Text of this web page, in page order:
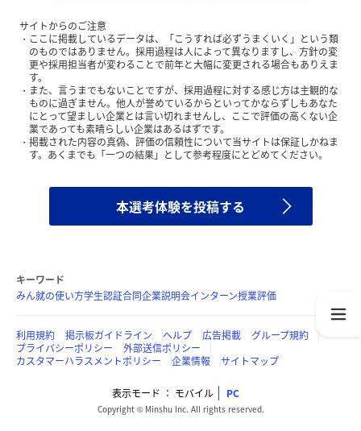
サイトからのご注意
ここに掲載しているデータは、「こうすれば必ずうまくいく」という類
のものではありません。採用過程は人によって異なりますし、方針の変
更や採用担当者が変わることで前年と大幅に変更される場合もありえま
す。
また、言うまでもないことですが、採用過程に対する感じ方は主観的な
ものに過ぎません。他人が誉めているからといってかならずしもあなた
にとって望ましい企業とは言い切れませんし、ここで評価の高くない企
業であっても素晴らしい企業はあるはずです。
掲載された内容の真偽、評価の信頼性について当サイトは保証しかねま
す。あくまでも「一つの結果」として参考程度にとどめてください。
本選考体験を投稿する
キーワード
みん就の使い方学生認証合同企業説明会インターン授業評価
利用規約 掲示板ガイドライン ヘルプ 広告掲載
グループ規約
プライバシーポリシー
外部送信ポリシー
カスタマーハラスメントポリシー
企業情報 サイトマップ
表示モード モバイル PC
Copyright © Minshu Inc. All rights reserved.